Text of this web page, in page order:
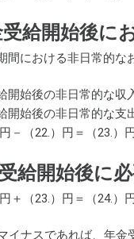
給開始後に
間における非日常的
開始後の非日常的な収
開始後の非日常的な支
円－（22.）円＝（23.）円
給開始後に
円＋（23.）円＝（24.）円
イナスであれば、年金